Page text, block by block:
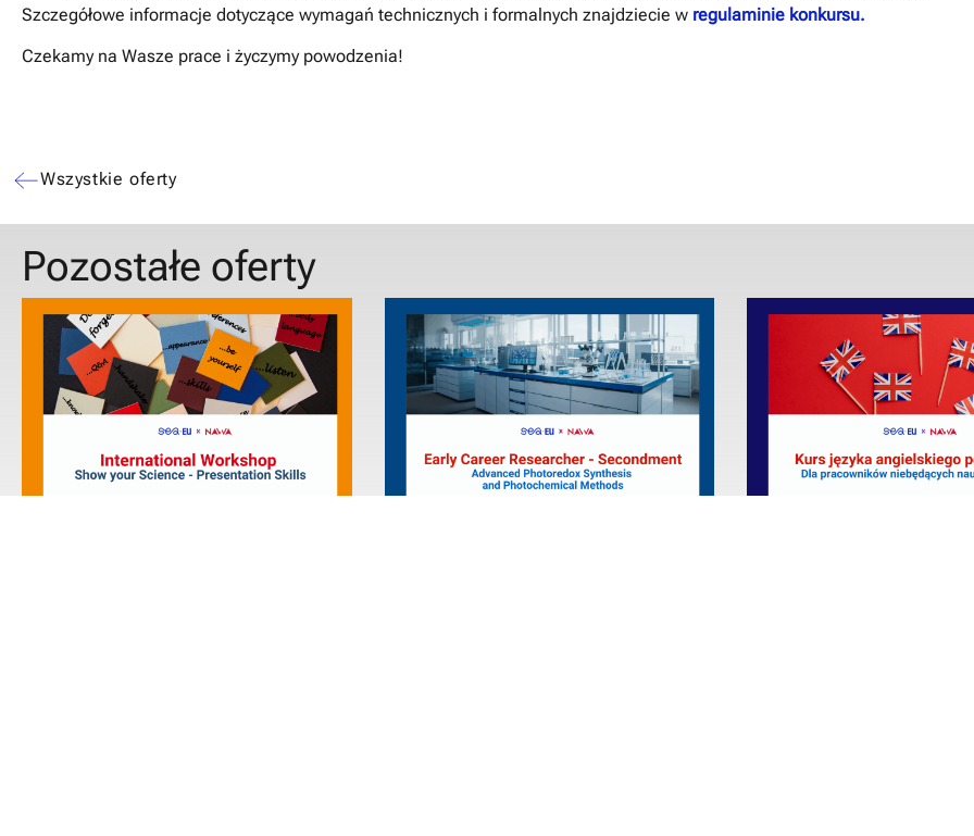
Szczegółowe informacje dotyczące wymagań technicznych i formalnych znajdziecie w regulaminie konkursu.
Czekamy na Wasze prace i życzymy powodzenia!
Wszystkie oferty
Pozostałe oferty